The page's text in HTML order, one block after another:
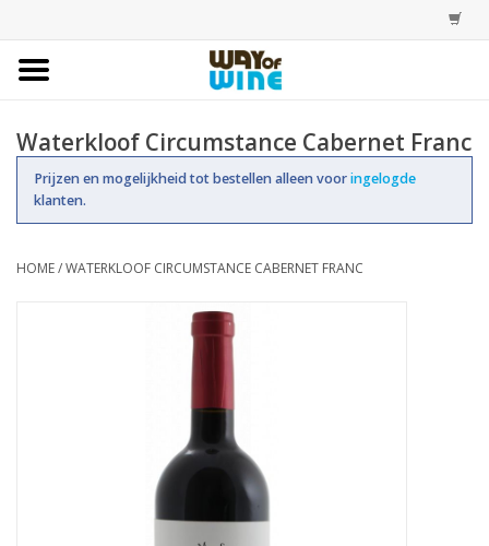
Bestellingen
Assortiment
Waterkloof Circumstance Cabernet Franc
Prijzen en mogelijkheid tot bestellen alleen vooringelogde
klanten.
HOME/WATERKLOOF CIRCUMSTANCE CABERNET FRANC